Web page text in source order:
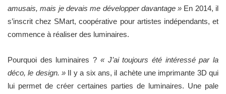
amusais, mais je devais me développer davantage » En 2014, il
s’inscrit chez SMart, coopérative pour artistes indépendants, et
commence à réaliser des luminaires.
Pourquoi des luminaires ? « J’ai toujours été intéressé par la
déco, le design. » Il y a six ans, il achète une imprimante 3D qui
lui permet de créer certaines parties de luminaires. Une pale